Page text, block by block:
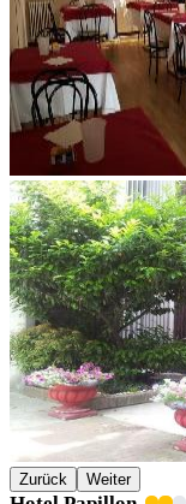
Zurück Weiter